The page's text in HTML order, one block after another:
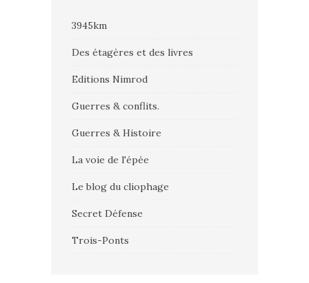
3945km
Des étagères et des livres
Editions Nimrod
Guerres & conflits.
Guerres & Histoire
La voie de l'épée
Le blog du cliophage
Secret Défense
Trois-Ponts